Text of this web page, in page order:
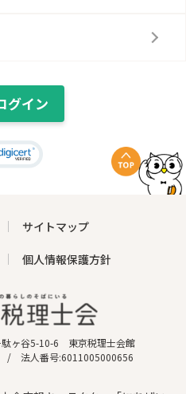
グイン
サイトマップ
個人情報保護方針
駄ヶ谷5-10-6 東京税理士会館
法人番号:6011005000656